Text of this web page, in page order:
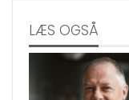
LÆS OGSÅ